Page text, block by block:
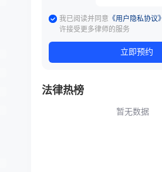
我已阅读并同意 《用户隐私协议》
许接受更多律师的服务
立即预约
法律热榜
暂无数据